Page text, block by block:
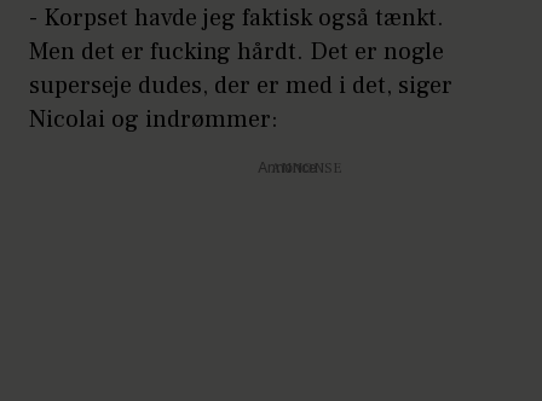
- Korpset havde jeg faktisk også tænkt.
Men det er fucking hårdt. Det er nogle
superseje dudes, der er med i det, siger
Nicolai og indrømmer:
Annonce